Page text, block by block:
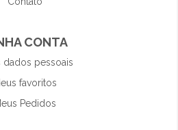
CONTA
dados pessoais
favoritos
Pedidos